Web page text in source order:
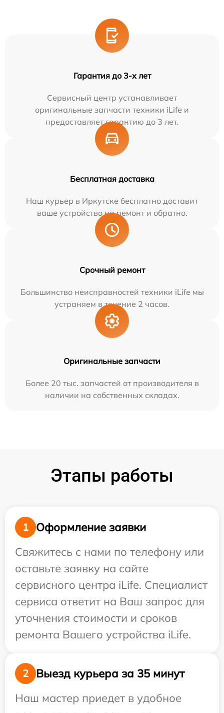
Гарантия до 3-х лет
Сервисный центр устанавливает
оригинальные запчасти техники iLife и
предоставляет гарантию до 3 лет.
Бесплатная доставка
Наш курьер в Иркутске бесплатно доставит
ваше устройство на ремонт и обратно.
Срочный ремонт
Большинство неисправностей техники iLife мы
устраняем в течение 2 часов.
Оригинальные запчасти
Более 20 тыс. запчастей от производителя в
наличии на собственных складах.
Этапы работы
1
Оформление заявки
Свяжитесь с нами по телефону или
оставьте заявку на сайте
сервисного центра iLife. Специалист
сервиса ответит на Ваш запрос для
уточнения стоимости и сроков
ремонта Вашего устройства iLife.
2
Выезд курьера за 35 минут
Наш мастер приедет в удобное